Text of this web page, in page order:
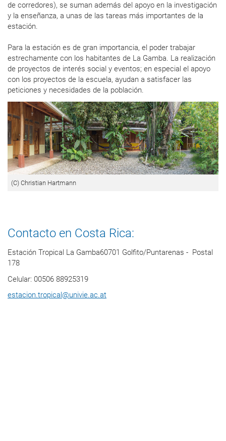
de corredores), se suman además del apoyo en la investigación
y la enseñanza, a unas de las tareas más importantes de la
estación.
Para la estación es de gran importancia, el poder trabajar
estrechamente con los habitantes de La Gamba. La realización
de proyectos de interés social y eventos; en especial el apoyo
con los proyectos de la escuela, ayudan a satisfacer las
peticiones y necesidades de la población.
(C) Christian Hartmann
Contacto en Costa Rica:
Estación Tropical La Gamba60701 Golfito/Puntarenas - Postal
178
Celular: 00506 88925319
estacion.tropical@univie.ac.at